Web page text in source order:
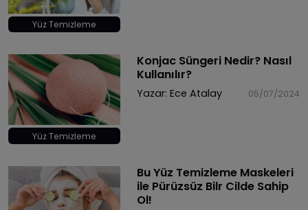
Yüz Temizleme
Yüz Temizleme
Konjac Süngeri Nedir? Nasıl
Kullanılır?
Yazar: Ece Atalay 05/07/2024
Bu Yüz Temizleme Maskeleri
ile Pürüzsüz Bilr Cilde Sahip
Ol!